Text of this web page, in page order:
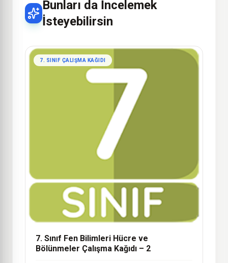
Bunları da İncelemek
İsteyebilirsin
7. SINIF ÇALIŞMA KAĞIDI
7. Sınıf Fen Bilimleri Hücre ve
Bölünmeler Çalışma Kağıdı – 2